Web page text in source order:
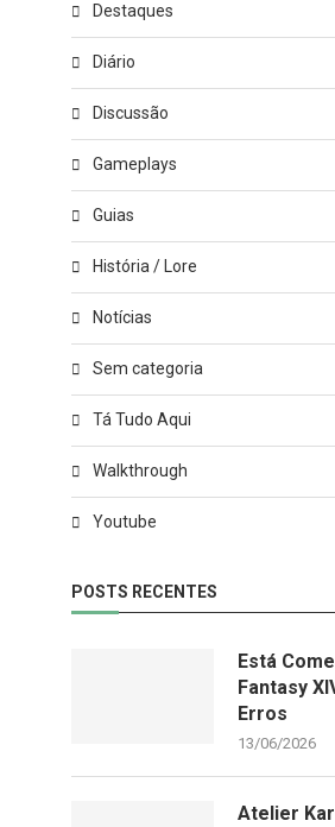
Destaques
Diário
Discussão
Gameplays
Guias
História / Lore
Notícias
Sem categoria
Tá Tudo Aqui
Walkthrough
Youtube
POSTS RECENTES
Está
Fantasy
Erros
13/06/2026
Atelier